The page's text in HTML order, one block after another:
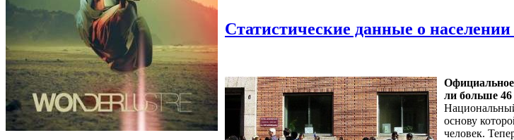
Статистические данные о
Официальное
ли больше
основу
человек.